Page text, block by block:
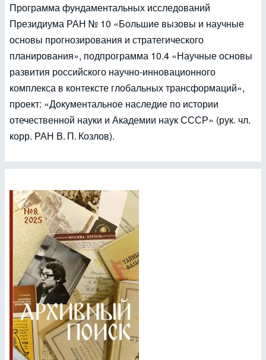
Программа фундаментальных исследований
Президиума РАН № 10 «Большие вызовы и научные
основы прогнозирования и стратегического
планирования», подпрограмма 10.4 «Научные основы
развития российского научно-инновационного
комплекса в контексте глобальных трансформаций»,
проект: «Документальное наследие по истории
отечественной науки и Академии наук СССР» (рук. чл.
корр. РАН В. П. Козлов).